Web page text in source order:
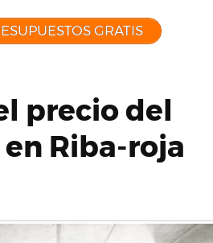
GRATIS
precio del
Riba-roja